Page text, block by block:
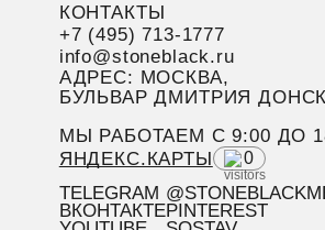
КОНТАКТЫ
+7 (495) 713-1777
info@stoneblack.ru
АДРЕС: МОСКВА,
БУЛЬВАР ДМИТРИЯ
МЫ РАБОТАЕМ C 9:00 ДО
ЯНДЕКС.КАРТЫ
0
TELEGRAM
ВКОНТАКТЕPINTEREST